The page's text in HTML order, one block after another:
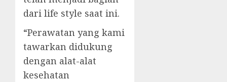
dari life style saat ini.
“Perawatan yang kami
tawarkan didukung
dengan alat-alat
kesehatan